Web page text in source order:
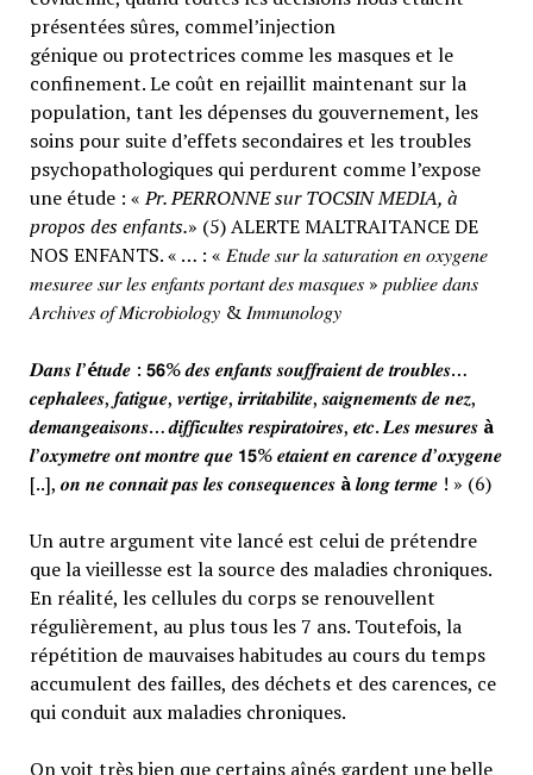
présentées sûres, commel’injection
génique ou protectrices comme les masques et le
confinement. Le coût en rejaillit maintenant sur la
population, tant les dépenses du gouvernement, les
soins pour suite d’effets secondaires et les troubles
psychopathologiques qui perdurent comme l’expose
une étude : «Pr. PERRONNE sur TOCSIN MEDIA, à
propos des enfants.» (5) ALERTE MALTRAITANCE DE
NOS ENFANTS. « … : « 𝐸𝑡𝑢𝑑𝑒 𝑠𝑢𝑟 𝑙𝑎 𝑠𝑎𝑡𝑢𝑟𝑎𝑡𝑖𝑜𝑛 𝑒𝑛 𝑜𝑥𝑦𝑔𝑒𝑛𝑒
𝑚𝑒𝑠𝑢𝑟𝑒𝑒 𝑠𝑢𝑟 𝑙𝑒𝑠 𝑒𝑛𝑓𝑎𝑛𝑡𝑠 𝑝𝑜𝑟𝑡𝑎𝑛𝑡 𝑑𝑒𝑠 𝑚𝑎𝑠𝑞𝑢𝑒𝑠 » 𝑝𝑢𝑏𝑙𝑖𝑒𝑒 𝑑𝑎𝑛𝑠
𝐴𝑟𝑐ℎ𝑖𝑣𝑒𝑠 𝑜𝑓 𝑀𝑖𝑐𝑟𝑜𝑏𝑖𝑜𝑙𝑜𝑔𝑦 & 𝐼𝑚𝑚𝑢𝑛𝑜𝑙𝑜𝑔𝑦
𝑫𝒂𝒏𝒔 𝒍’é𝒕𝒖𝒅𝒆 : 𝟱𝟲% 𝒅𝒆𝒔 𝒆𝒏𝒇𝒂𝒏𝒕𝒔 𝒔𝒐𝒖𝒇𝒇𝒓𝒂𝒊𝒆𝒏𝒕 𝒅𝒆 𝒕𝒓𝒐𝒖𝒃𝒍𝒆𝒔…
𝒄𝒆𝒑𝒉𝒂𝒍𝒆𝒆𝒔, 𝒇𝒂𝒕𝒊𝒈𝒖𝒆, 𝒗𝒆𝒓𝒕𝒊𝒈𝒆, 𝒊𝒓𝒓𝒊𝒕𝒂𝒃𝒊𝒍𝒊𝒕𝒆, 𝒔𝒂𝒊𝒈𝒏𝒆𝒎𝒆𝒏𝒕𝒔 𝒅𝒆 𝒏𝒆𝒛,
𝒅𝒆𝒎𝒂𝒏𝒈𝒆𝒂𝒊𝒔𝒐𝒏𝒔… 𝒅𝒊𝒇𝒇𝒊𝒄𝒖𝒍𝒕𝒆𝒔 𝒓𝒆𝒔𝒑𝒊𝒓𝒂𝒕𝒐𝒊𝒓𝒆𝒔, 𝒆𝒕𝒄. 𝑳𝒆𝒔 𝒎𝒆𝒔𝒖𝒓𝒆𝒔 à
𝒍’𝒐𝒙𝒚𝒎𝒆𝒕𝒓𝒆 𝒐𝒏𝒕 𝒎𝒐𝒏𝒕𝒓𝒆 𝒒𝒖𝒆 𝟭𝟱% 𝒆𝒕𝒂𝒊𝒆𝒏𝒕 𝒆𝒏 𝒄𝒂𝒓𝒆𝒏𝒄𝒆 𝒅’𝒐𝒙𝒚𝒈𝒆𝒏𝒆
[..], 𝒐𝒏 𝒏𝒆 𝒄𝒐𝒏𝒏𝒂𝒊𝒕 𝒑𝒂𝒔 𝒍𝒆𝒔 𝒄𝒐𝒏𝒔𝒆𝒒𝒖𝒆𝒏𝒄𝒆𝒔 à𝒍𝒐𝒏𝒈 𝒕𝒆𝒓𝒎𝒆 ! » (6)
Un autre argument vite lancé est celui de prétendre
que la vieillesse est la source des maladies chroniques.
En réalité, les cellules du corps se renouvellent
régulièrement, au plus tous les 7 ans. Toutefois, la
répétition de mauvaises habitudes au cours du temps
accumulent des failles, des déchets et des carences, ce
qui conduit aux maladies chroniques.
On voit très bien que certains aînés gardent une belle